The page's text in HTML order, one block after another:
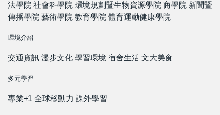
法學院 社會科學院 環境規劃暨生物資源學院 商學院 新聞暨
傳播學院 藝術學院 教育學院 體育運動健康學院
環境介紹
交通資訊 漫步文化 學習環境 宿舍生活 文大美食
多元學習
專業+1 全球移動力 課外學習